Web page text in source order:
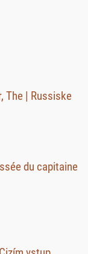
The | Russiske
du capitaine